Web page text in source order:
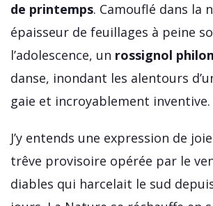
de printemps. Camouflé dans la
épaisseur de feuillages à peine
l’adolescence, un rossignol
danse, inondant les alentours
gaie et incroyablement inventive.
J’y entends une expression de
trêve provisoire opérée par le
diables qui harcelait le sud